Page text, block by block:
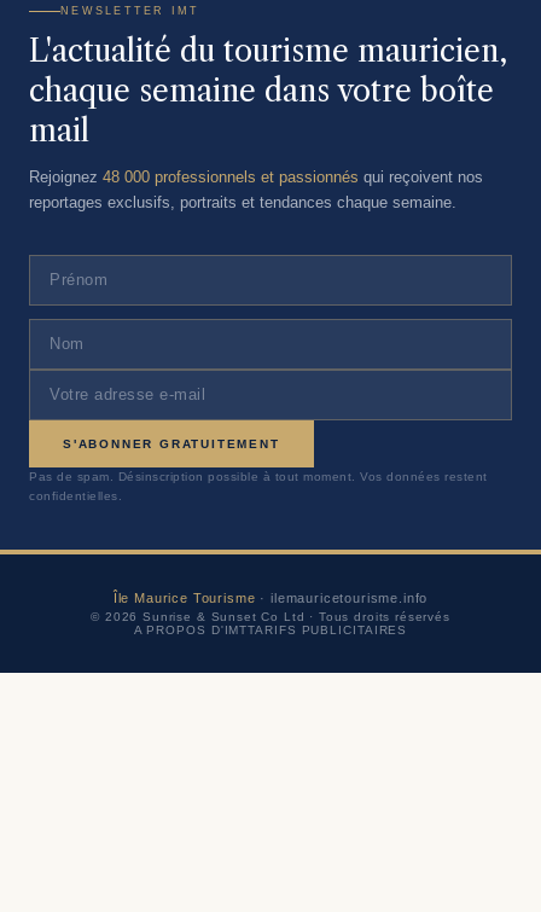
NEWSLETTER IMT
L'actualité du tourisme mauricien,
chaque semaine dans votre boîte
mail
Rejoignez 48 000 professionnels et passionnés qui reçoivent nos
reportages exclusifs, portraits et tendances chaque semaine.
S'ABONNER GRATUITEMENT
Pas de spam. Désinscription possible à tout moment. Vos données restent
confidentielles.
Île Maurice Tourisme · ilemauricetourisme.info
© 2026 Sunrise & Sunset Co Ltd · Tous droits réservés
A PROPOS D'IMTTARIFS PUBLICITAIRES